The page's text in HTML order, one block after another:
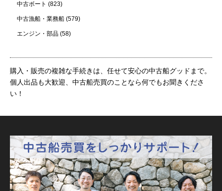
中古ボート (823)
中古漁船・業務船 (579)
エンジン・部品 (58)
購入・販売の複雑な手続きは、任せて安心の中古船グッドまで。
個人出品も大歓迎、中古船売買のことなら何でもお聞きくださ
い！